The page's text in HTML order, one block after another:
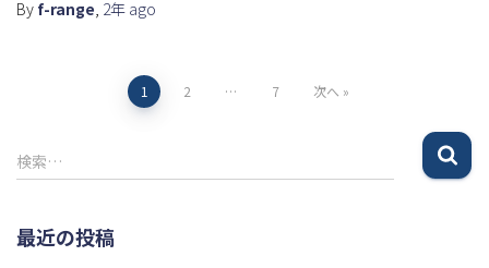
By f-range 2年 ago
稿
ペ
1 2 … 7 次へ
検
索
検索…
最近の投稿